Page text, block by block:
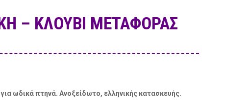
– ΚΛΟΥΒΊ ΜΕΤΑΦΟΡΆΣ
ωδικά πτηνά. Ανοξείδωτο, ελληνικής κατασκευής.